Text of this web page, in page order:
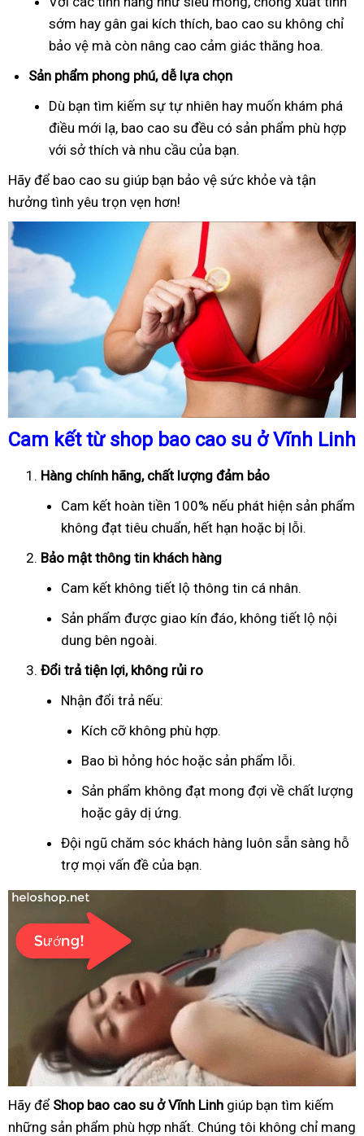
sớm hay gân gai kích thích, bao cao su không chỉ
bảo vệ mà còn nâng cao cảm giác thăng hoa.
Sản phẩm phong phú, dễ lựa chọn
Dù bạn tìm kiếm sự tự nhiên hay muốn khám phá
điều mới lạ, bao cao su đều có sản phẩm phù hợp
với sở thích và nhu cầu của bạn.
Hãy để bao cao su giúp bạn bảo vệ sức khỏe và tận
hưởng tình yêu trọn vẹn hơn!
Cam kết từ shop bao cao su ở Vĩnh Linh
Hàng chính hãng, chất lượng đảm bảo
Cam kết hoàn tiền 100% nếu phát hiện sản phẩm
không đạt tiêu chuẩn, hết hạn hoặc bị lỗi.
Bảo mật thông tin khách hàng
Cam kết không tiết lộ thông tin cá nhân.
Sản phẩm được giao kín đáo, không tiết lộ nội
dung bên ngoài.
Đổi trả tiện lợi, không rủi ro
Nhận đổi trả nếu:
Kích cỡ không phù hợp.
Bao bì hỏng hóc hoặc sản phẩm lỗi.
Sản phẩm không đạt mong đợi về chất lượng
hoặc gây dị ứng.
Đội ngũ chăm sóc khách hàng luôn sẵn sàng hỗ
trợ mọi vấn đề của bạn.
Hãy để Shop bao cao su ở Vĩnh Linh giúp bạn tìm kiếm
những sản phẩm phù hợp nhất. Chúng tôi không chỉ mang